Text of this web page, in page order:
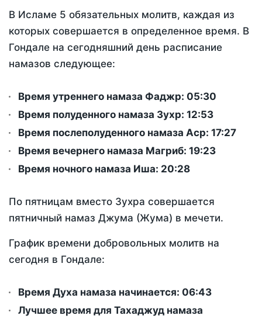
В Исламе 5 обязательных молитв, каждая из
которых совершается в определенное время. В
Гондале на сегодняшний день расписание
намазов следующее:
Время утреннего намаза Фаджр: 05:30
Время полуденного намаза Зухр: 12:53
Время послеполуденного намаза Аср: 17:27
Время вечернего намаза Магриб: 19:23
Время ночного намаза Иша: 20:28
По пятницам вместо Зухра совершается
пятничный намаз Джума (Жума) в мечети.
График времени добровольных молитв на
сегодня в Гондале:
Время Духа намаза начинается: 06:43
Лучшее время для Тахаджуд намаза